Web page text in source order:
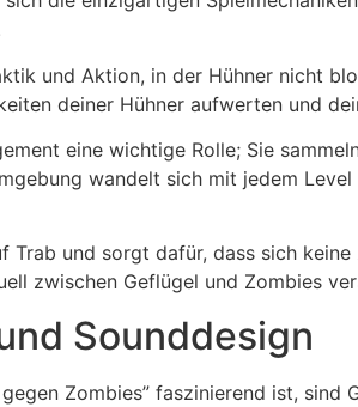
und Aktion, in der Hühner nicht
deiner Hühner aufwerten und
eine wichtige Rolle; Sie
wandelt sich mit jedem
und sorgt dafür, dass sich
zwischen Geflügel und Zombies
Sounddesign
Zombies” faszinierend ist,